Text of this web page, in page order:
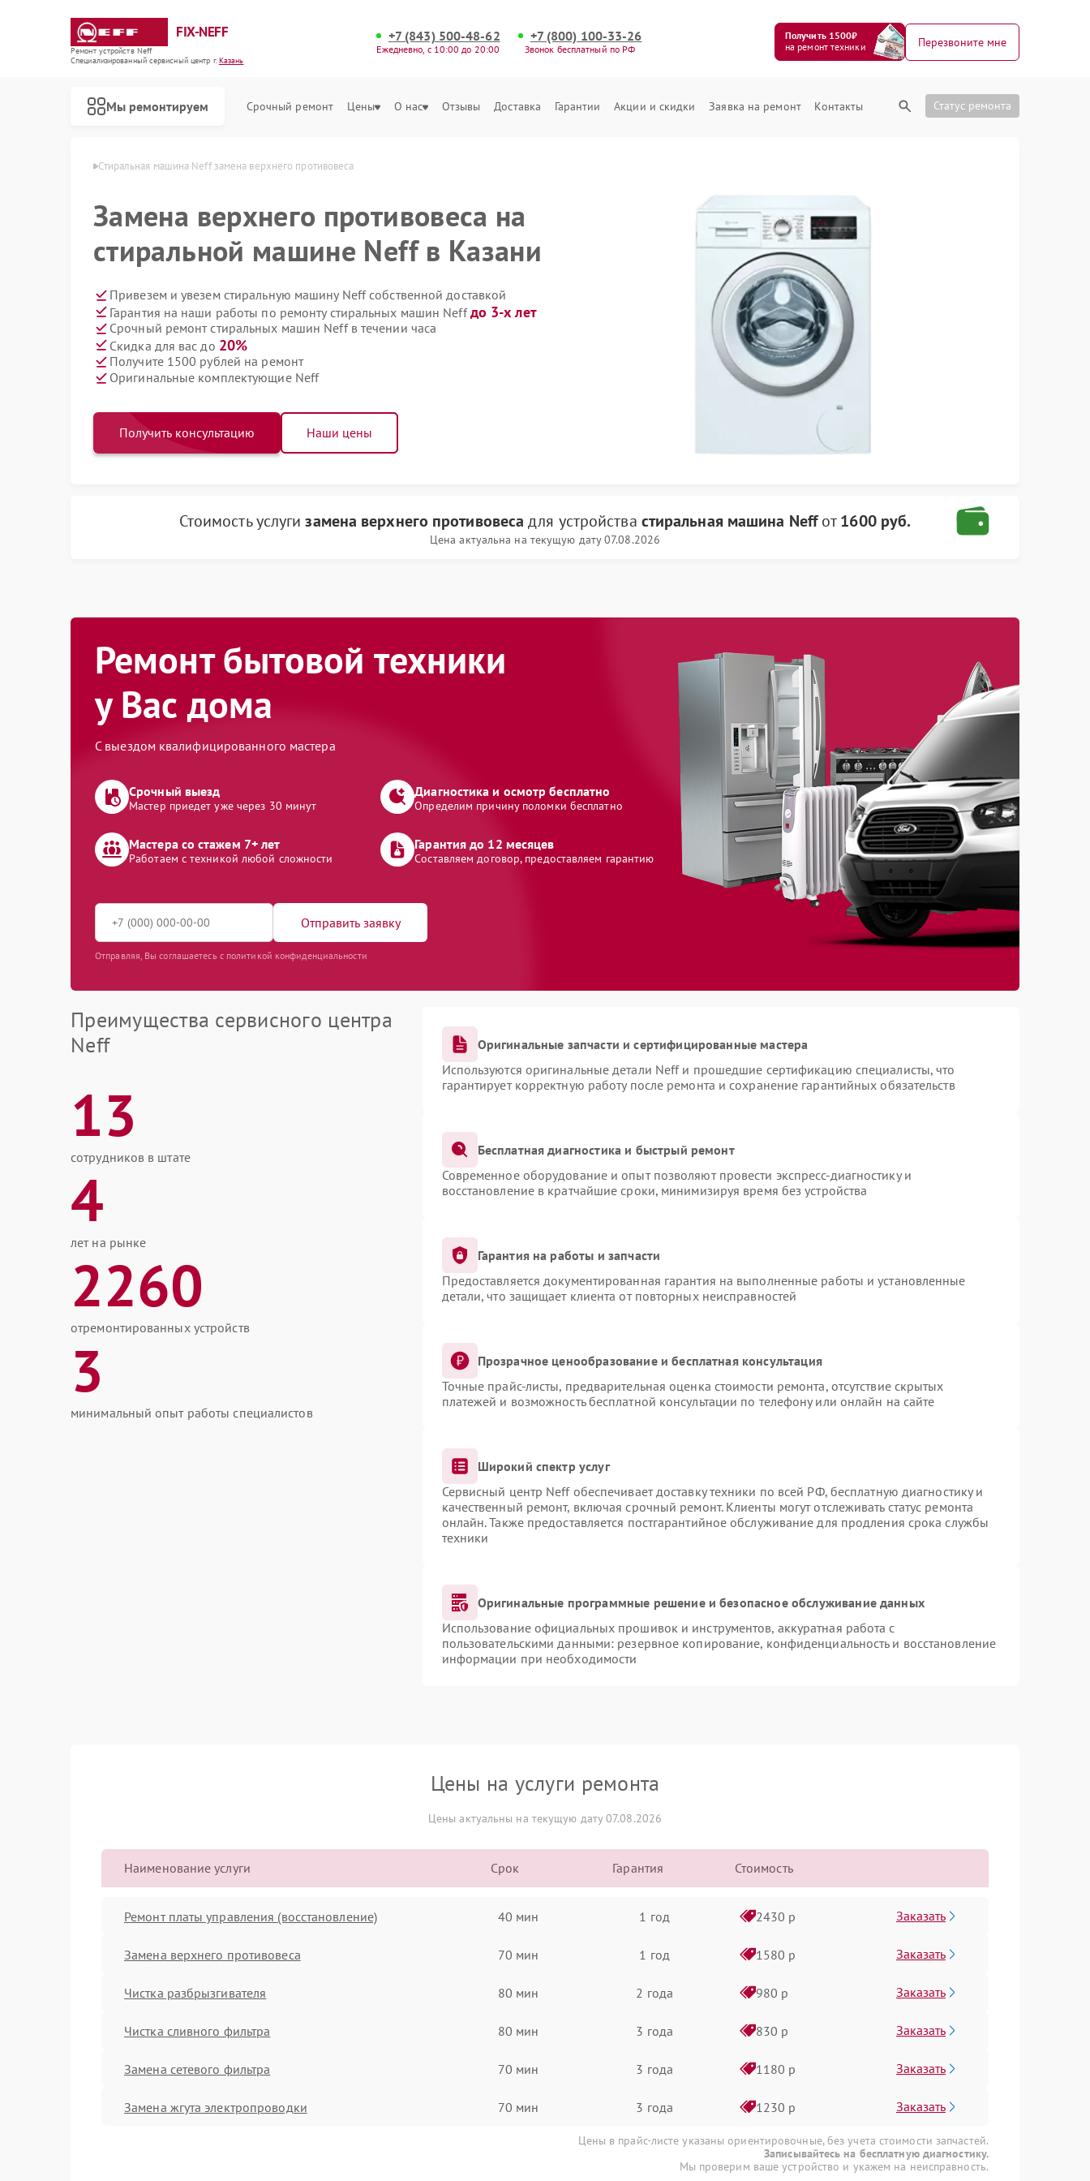
FIX-NEFF
Ремонт устройств Neff
Специализированный cервисный центр г.Казань
+7 (843) 500-48-62
Ежедневно, с 10:00 до 20:00
+7 (800) 100-33-26
Звонок бесплатный по РФ
Получить 1500₽
на ремонт техники
Перезвоните мне
Мы ремонтируем Срочный ремонт Цены О нас Отзывы Доставка Гарантии Акции и скидки Заявка на ремонт Контакты Статус ремонта
Neff в Казани Стиральная машина Neff замена верхнего противовеса
Замена верхнего противовеса на
стиральной машине Neff в Казани
Привезем и увезем стиральную машину Neff собственной доставкой
Гарантия на наши работы по ремонту стиральных машин Neffдо 3-х лет
Срочный ремонт стиральных машин Neff в течении часа
Скидка для вас до 20%
Получите 1500 рублей на ремонт
Оригинальные комплектующие Neff
Получить консультацию Наши цены
Стоимость услугизамена верхнего противовеса для устройства стиральная машина Neffот1600 руб.
Цена актуальна на текущую дату 07.08.2026
Ремонт бытовой техники
у Вас дома
С выездом квалифицированного мастера
Срочный выезд
Мастер приедет уже через 30 минут
Диагностика и осмотр бесплатно
Определим причину поломки бесплатно
Мастера со стажем 7+ лет
Работаем с техникой любой сложности
Гарантия до 12 месяцев
Составляем договор, предоставляем гарантию
Отправить заявку
Отправляя, Вы соглашаетесь с политикой конфиденциальности
Преимущества сервисного центра
Neff
13
сотрудников в штате
4
лет на рынке
2260
отремонтированных устройств
3
минимальный опыт работы специалистов
Оригинальные запчасти и сертифицированные мастера
Используются оригинальные детали Neff и прошедшие сертификацию специалисты, что
гарантирует корректную работу после ремонта и сохранение гарантийных обязательств
Бесплатная диагностика и быстрый ремонт
Современное оборудование и опыт позволяют провести экспресс-диагностику и
восстановление в кратчайшие сроки, минимизируя время без устройства
Гарантия на работы и запчасти
Предоставляется документированная гарантия на выполненные работы и установленные
детали, что защищает клиента от повторных неисправностей
Прозрачное ценообразование и бесплатная консультация
Точные прайс-листы, предварительная оценка стоимости ремонта, отсутствие скрытых
платежей и возможность бесплатной консультации по телефону или онлайн на сайте
Широкий спектр услуг
Сервисный центр Neff обеспечивает доставку техники по всей РФ, бесплатную диагностику и
качественный ремонт, включая срочный ремонт. Клиенты могут отслеживать статус ремонта
онлайн. Также предоставляется постгарантийное обслуживание для продления срока службы
техники
Оригинальные программные решение и безопасное обслуживание данных
Использование официальных прошивок и инструментов, аккуратная работа с
пользовательскими данными: резервное копирование, конфиденциальность и восстановление
информации при необходимости
Цены на услуги ремонта
Цены актуальны на текущую дату 07.08.2026
Наименование услуги Срок Гарантия Стоимость
Ремонт платы управления (восстановление) 40 мин 1 год 2430 р Заказать
Замена верхнего противовеса 70 мин 1 год 1580 р Заказать
Чистка разбрызгивателя 80 мин 2 года 980 р Заказать
Чистка сливного фильтра 80 мин 3 года 830 р Заказать
Замена сетевого фильтра 70 мин 3 года 1180 р Заказать
Замена жгута электропроводки 70 мин 3 года 1230 р Заказать
Цены в прайс-листе указаны ориентировочные, без учета стоимости запчастей.
Записывайтесь на бесплатную диагностику.
Мы проверим ваше устройство и укажем на неисправность.